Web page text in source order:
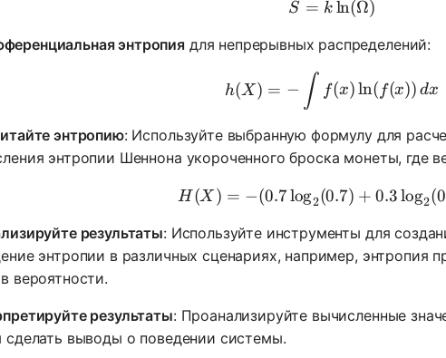
S = k
S = k ln(Ω)
энтропия для непрерывных распределений:
h(X) = - \int
h(X) = − ∫ f(x)ln( f(x)) dx
энтропию: Используйте выбранную формулу для
энтропии Шеннона укороченного броска монеты, где
H(X) = - (0.7
H (X ) = −(0.7log2(0.7) + 0.3log2(
результаты: Используйте инструменты для
энтропии в различных сценариях, например, энтропия
вероятности.
результаты: Проанализируйте вычисленные
сделать выводы о поведении системы.